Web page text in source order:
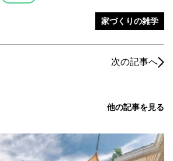
家づくりの雑学
次の記事へ
他の記事を見る